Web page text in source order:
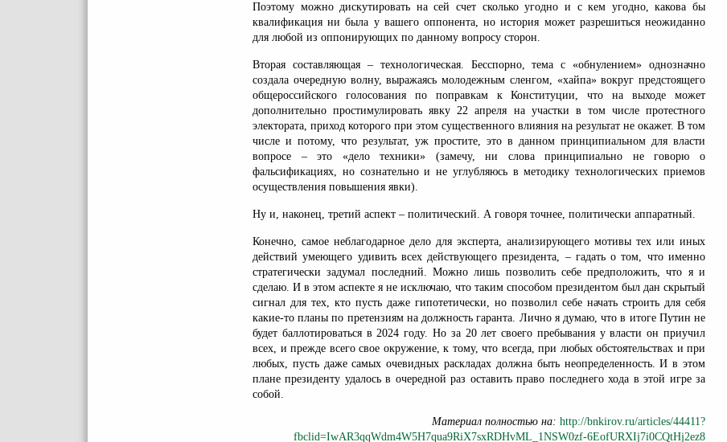
Поэтому можно дискутировать на сей счет сколько угодно и с кем угодно, какова бы
квалификация ни была у вашего оппонента, но история может разрешиться неожиданно
для любой из оппонирующих по данному вопросу сторон.
Вторая составляющая – технологическая. Бесспорно, тема с «обнулением» однозначно
создала очередную волну, выражаясь молодежным сленгом, «хайпа» вокруг предстоящего
общероссийского голосования по поправкам к Конституции, что на выходе может
дополнительно простимулировать явку 22 апреля на участки в том числе протестного
электората, приход которого при этом существенного влияния на результат не окажет. В том
числе и потому, что результат, уж простите, это в данном принципиальном для власти
вопросе – это «дело техники» (замечу, ни слова принципиально не говорю о
фальсификациях, но сознательно и не углубляюсь в методику технологических приемов
осуществления повышения явки).
Ну и, наконец, третий аспект – политический. А говоря точнее, политически аппаратный.
Конечно, самое неблагодарное дело для эксперта, анализирующего мотивы тех или иных
действий умеющего удивить всех действующего президента, – гадать о том, что именно
стратегически задумал последний. Можно лишь позволить себе предположить, что я и
сделаю. И в этом аспекте я не исключаю, что таким способом президентом был дан скрытый
сигнал для тех, кто пусть даже гипотетически, но позволил себе начать строить для себя
какие-то планы по претензиям на должность гаранта. Лично я думаю, что в итоге Путин не
будет баллотироваться в 2024 году. Но за 20 лет своего пребывания у власти он приучил
всех, и прежде всего свое окружение, к тому, что всегда, при любых обстоятельствах и при
любых, пусть даже самых очевидных раскладах должна быть неопределенность. И в этом
плане президенту удалось в очередной раз оставить право последнего хода в этой игре за
собой.
Материал полностью на: http://bnkirov.ru/articles/44411?
fbclid=IwAR3qqWdm4W5H7qua9RiX7sxRDHvML_1NSW0zf-6EofURXIj7i0CQtHj2ez8